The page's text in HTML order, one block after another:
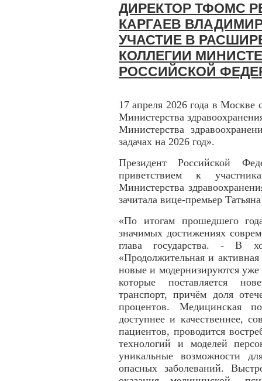
ДИРЕКТОР ТФОМС
КАРГАЕВ
УЧАСТИЕ В
КОЛЛЕГИИ
РОССИЙСКОЙ
17 апреля 2026 года в Москве
Министерства
Министерства
задачах на 2026 год».
Президент Российской
приветствием к
Министерства
зачитала вице-премьер
«По итогам прошедшего
значимых достижениях
глава государства. - В
«Продолжительная и
новые и модернизируются
которые поставляется
транспорт, причём доля
процентов. Медицинская
доступнее и качественнее,
пациентов, проводится
технологий и моделей
уникальные возможности
опасных заболеваний.